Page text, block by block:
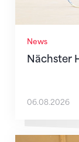
News
Nächster
06.08.2026